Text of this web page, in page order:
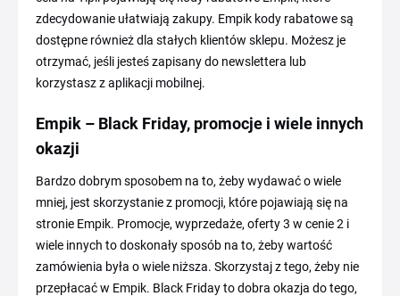
zdecydowanie ułatwiają zakupy. Empik kody rabatowe są
dostępne również dla stałych klientów sklepu. Możesz je
otrzymać, jeśli jesteś zapisany do newslettera lub
korzystasz z aplikacji mobilnej.
Empik – Black Friday, promocje i wiele innych
okazji
Bardzo dobrym sposobem na to, żeby wydawać o wiele
mniej, jest skorzystanie z promocji, które pojawiają się na
stronie Empik. Promocje, wyprzedaże, oferty 3 w cenie 2 i
wiele innych to doskonały sposób na to, żeby wartość
zamówienia była o wiele niższa. Skorzystaj z tego, żeby nie
przepłacać w Empik. Black Friday to dobra okazja do tego,